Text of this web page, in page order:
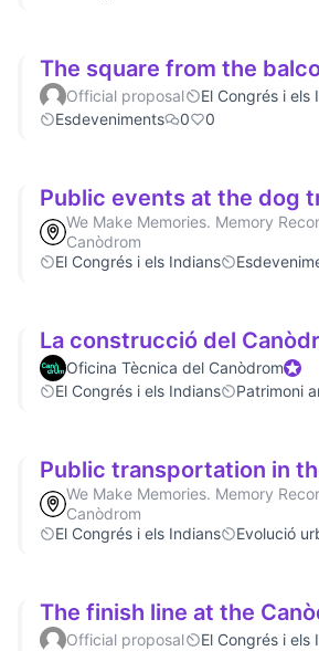
The square from the
Official proposal
El Congrés i els
Esdeveniments
0 0
Public events at the dog
We Make Memories. Memory
Canòdrom
El Congrés i els Indians
La construcció del
Oficina Tècnica del Canòdrom
El Congrés i els Indians
Patrimoni
Public transportation in
We Make Memories. Memory
Canòdrom
El Congrés i els Indians
Evolució
The finish line at the
Official proposal
El Congrés i els